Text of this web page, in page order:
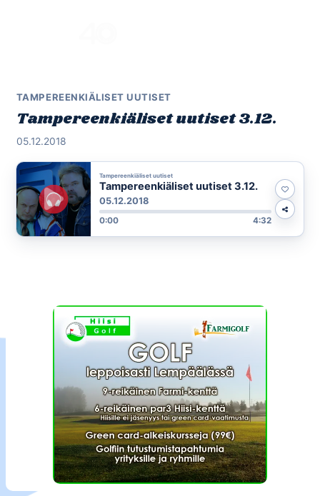
TAMPEREENKIÄLISET UUTISET
Tampereenkiäliset uutiset 3.12.
05.12.2018
Tampereenkiäliset uutiset
Tampereenkiäliset uutiset 3.12.
05.12.2018
0:00 4:32